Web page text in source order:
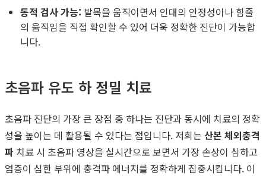
동적 검사 가능: 발목을 움직이면서 인대의 안정성이나 힘줄
의 움직임을 직접 확인할 수 있어 더욱 정확한 진단이 가능합
니다.
초음파 유도 하 정밀 치료
초음파 진단의 가장 큰 장점 중 하나는 진단과 동시에 치료의 정확
성을 높이는 데 활용될 수 있다는 점입니다. 저희는 산본 체외충격
파 치료 시 초음파 영상을 실시간으로 보면서 가장 손상이 심하고
염증이 심한 부위에 충격파 에너지를 정확하게 집중시킵니다. 이